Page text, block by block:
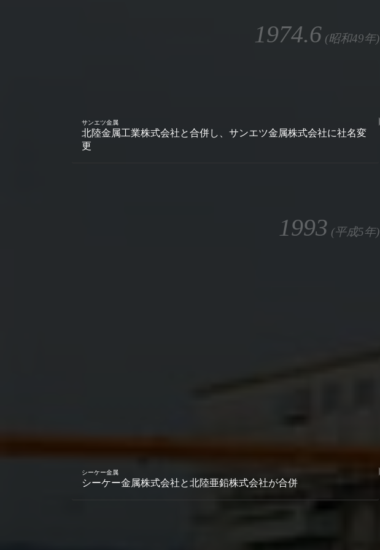
1974.6 (昭和49年)
サンエツ金属
北陸金属工業株式会社と合併し、サンエツ金属株式会社に社名変
更
1993 (平成5年)
シーケー金属
シーケー金属株式会社と北陸亜鉛株式会社が合併